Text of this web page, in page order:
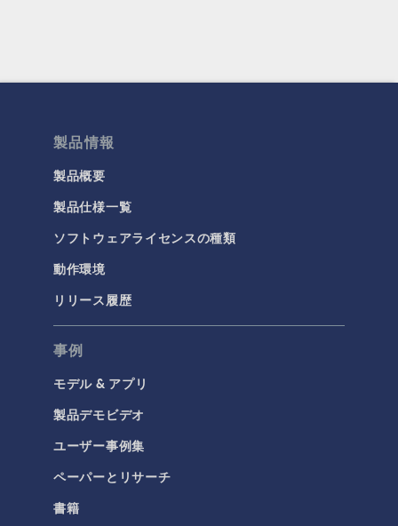
製品情報
製品概要
製品仕様一覧
ソフトウェアライセンスの種類
動作環境
リリース履歴
事例
モデル & アプリ
製品デモビデオ
ユーザー事例集
ペーパーとリサーチ
書籍